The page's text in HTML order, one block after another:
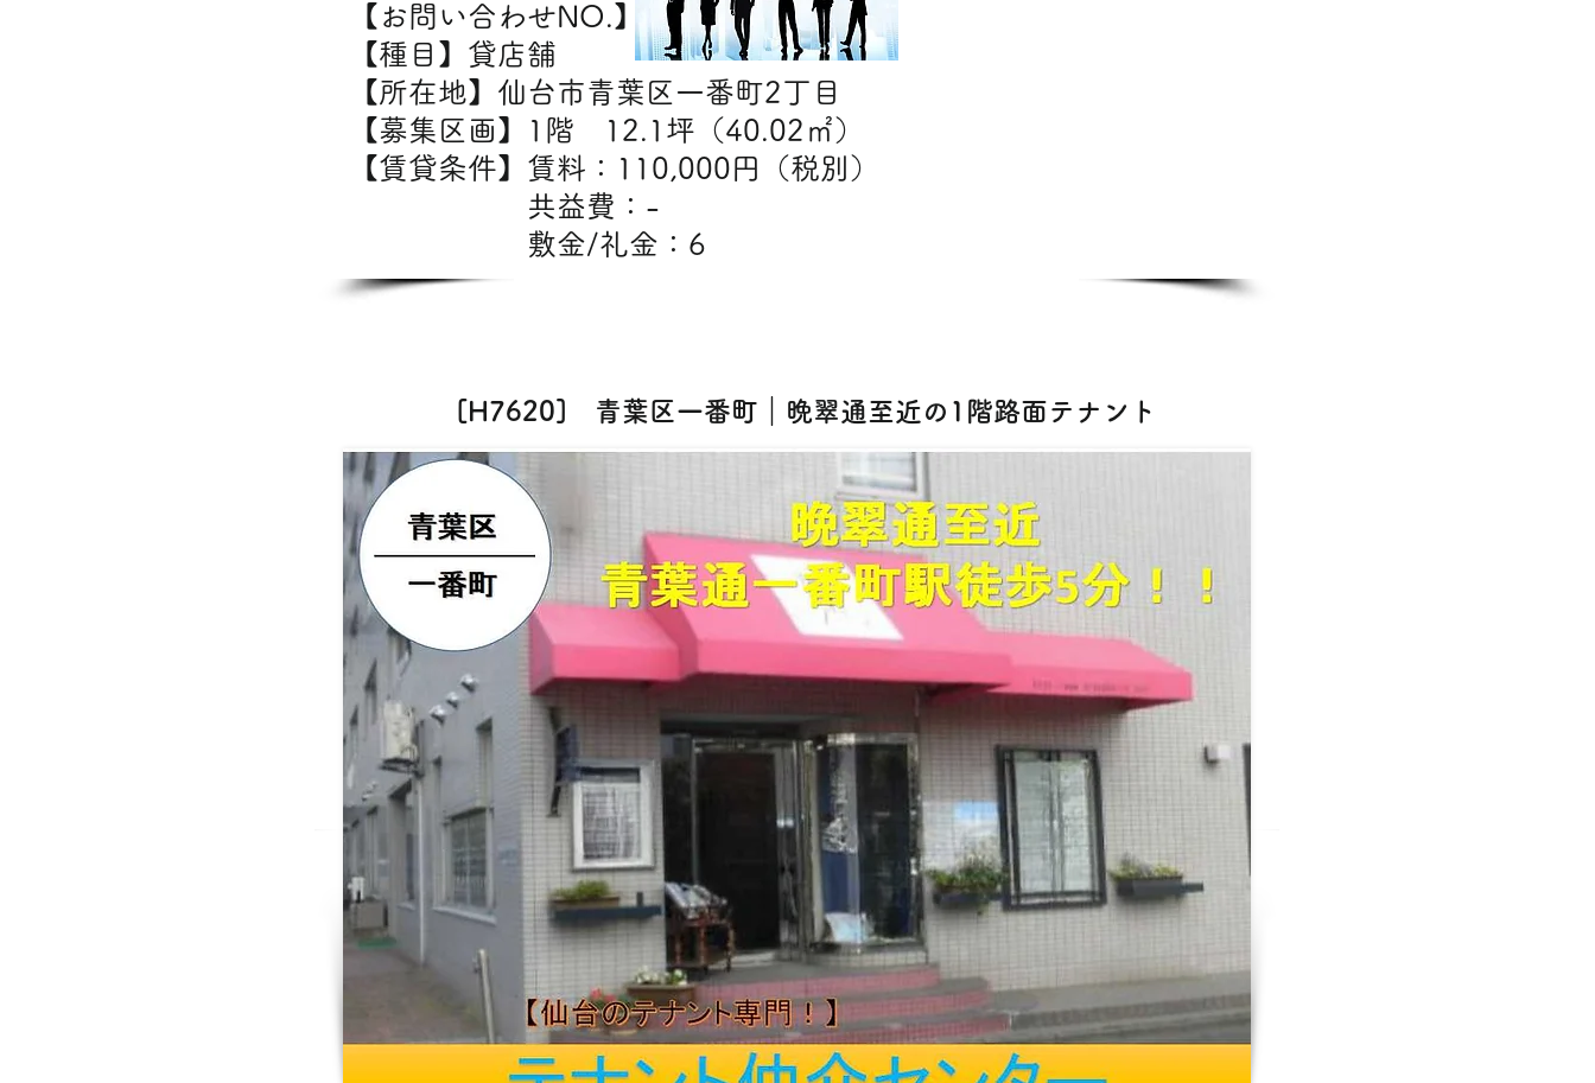
【お問い合わせNO.】H7620
【種目】貸店舗
【所在地】仙台市青葉区一番町2丁目
【募集区画】1階 12.1坪（40.02㎡）
【賃貸条件】賃料：110,000円（税別）
共益費：-
敷金/礼金：6
[H7620] 青葉区一番町｜晩翠通至近の1階路面テナント